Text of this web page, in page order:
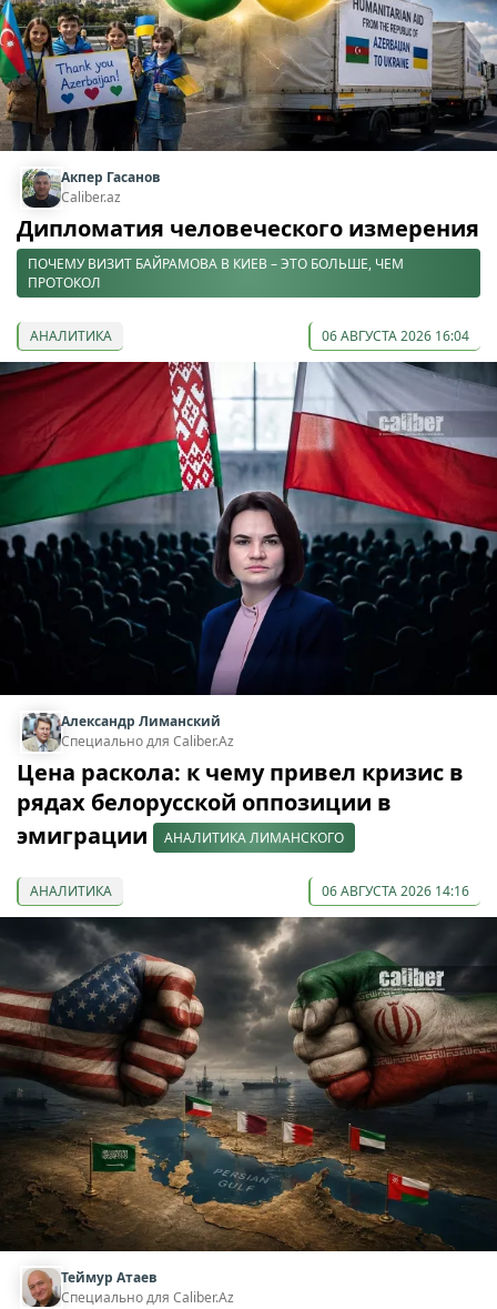
Акпер Гасанов
Caliber.az
Дипломатия человеческого измерения
ПОЧЕМУ ВИЗИТ БАЙРАМОВА В КИЕВ – ЭТО БОЛЬШЕ, ЧЕМ
ПРОТОКОЛ
АНАЛИТИКА 06 АВГУСТА 2026 16:04
Александр Лиманский
Специально для Caliber.Az
Цена раскола: к чему привел кризис в
рядах белорусской оппозиции в
эмиграции
АНАЛИТИКА ЛИМАНСКОГО
АНАЛИТИКА 06 АВГУСТА 2026 14:16
Теймур Атаев
Специально для Caliber.Az